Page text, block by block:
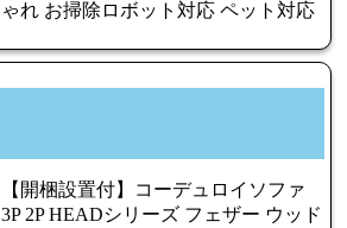
ゃれ お掃除ロボット対応 ペット対応
【開梱設置付】コーデュロイソファ
3P 2P HEADシリーズ フェザー ウッド